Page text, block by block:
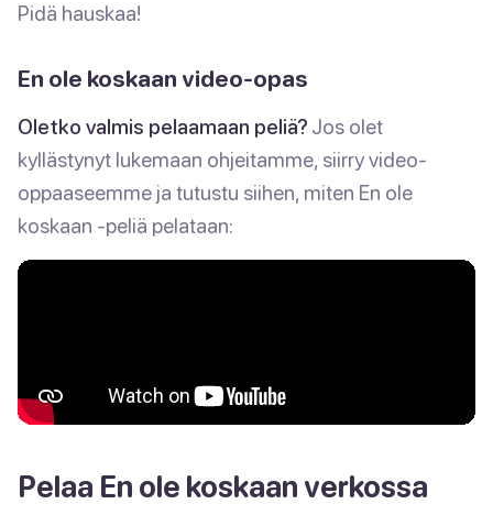
Pidä hauskaa!
En ole koskaan video-opas
Oletko valmis pelaamaan peliä? Jos olet
kyllästynyt lukemaan ohjeitamme, siirry video-
oppaaseemme ja tutustu siihen, miten En ole
koskaan -peliä pelataan:
Pelaa En ole koskaan verkossa